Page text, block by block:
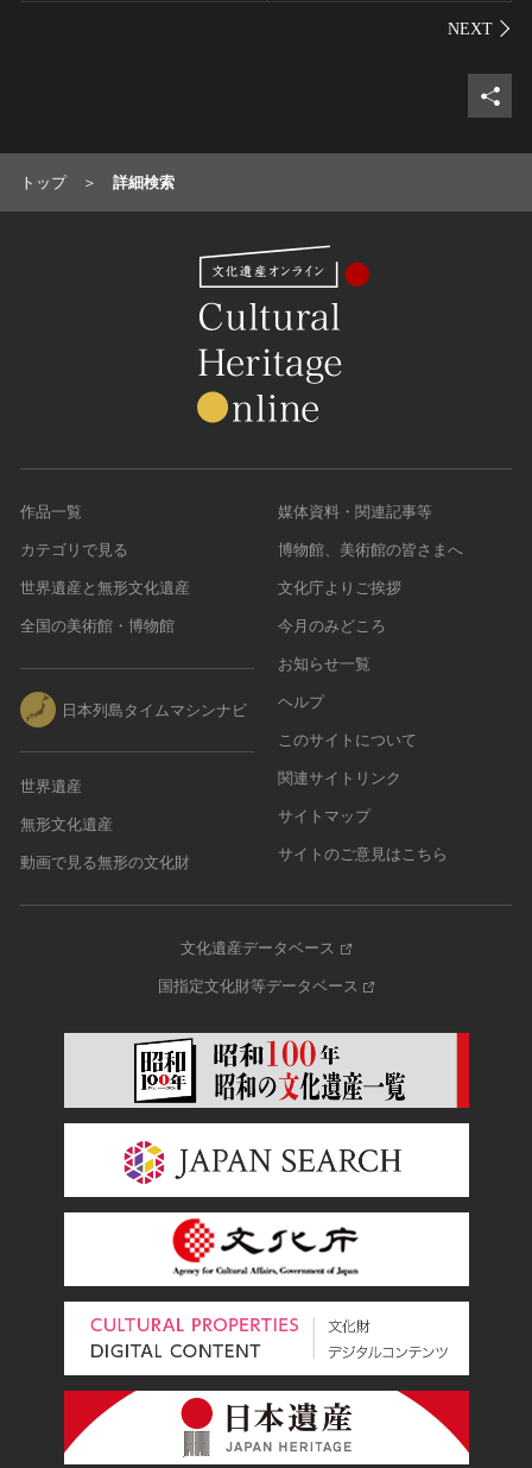
シェ
トップ 詳細検索
作品一覧
カテゴリで見る
世界遺産と無形文化遺産
全国の美術館・博物館
日本列島タイムマシンナビ
世界遺産
無形文化遺産
動画で見る無形の文化財
媒体資料・関連記事等
博物館、美術館の皆さまへ
文化庁よりご挨拶
今月のみどころ
お知らせ一覧
ヘルプ
このサイトについて
関連サイトリンク
サイトマップ
サイトのご意見はこちら
文化遺産データベース
国指定文化財等データベース